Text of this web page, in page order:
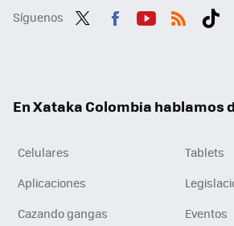
Síguenos
En Xataka Colombia hablamos
Celulares
Tablets
Aplicaciones
Cazando gangas
Eventos